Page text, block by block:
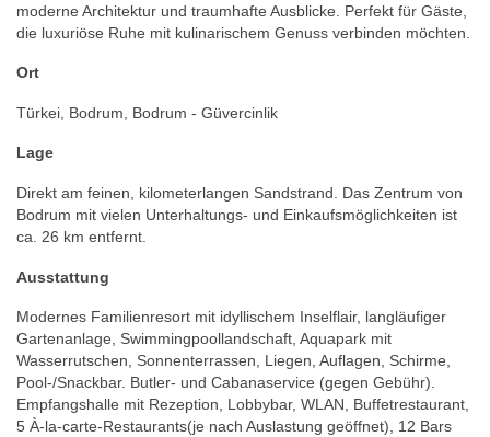
moderne Architektur und traumhafte Ausblicke. Perfekt für Gäste,
die luxuriöse Ruhe mit kulinarischem Genuss verbinden möchten.
Ort
Türkei, Bodrum, Bodrum - Güvercinlik
Lage
Direkt am feinen, kilometerlangen Sandstrand. Das Zentrum von
Bodrum mit vielen Unterhaltungs- und Einkaufsmöglichkeiten ist
ca. 26 km entfernt.
Ausstattung
Modernes Familienresort mit idyllischem Inselflair, langläufiger
Gartenanlage, Swimmingpoollandschaft, Aquapark mit
Wasserrutschen, Sonnenterrassen, Liegen, Auflagen, Schirme,
Pool-/Snackbar. Butler- und Cabanaservice (gegen Gebühr).
Empfangshalle mit Rezeption, Lobbybar, WLAN, Buffetrestaurant,
5 À-la-carte-Restaurants(je nach Auslastung geöffnet), 12 Bars